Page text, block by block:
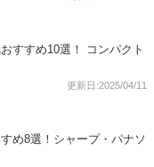
すすめ10選！ コンパクト
更新日:2025/04/11
め8選！シャープ・パナソ